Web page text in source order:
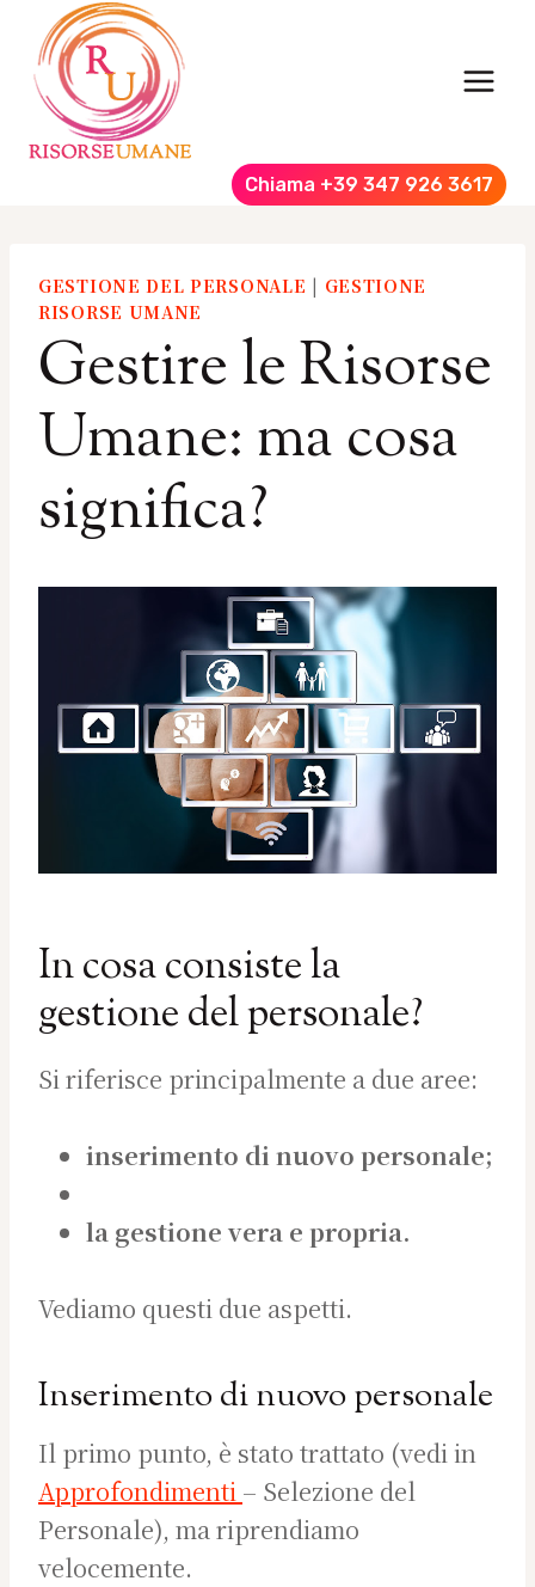
Salta
contenuto
Chiama +39 347 926 3617
GESTIONE DEL PERSONALE | GESTIONE
RISORSE UMANE
Gestire le Risorse
Umane: ma cosa
significa?
In cosa consiste la
gestione del personale?
Si riferisce principalmente a due aree:
inserimento di nuovo personale;
la gestione vera e propria.
Vediamo questi due aspetti.
Inserimento di nuovo personale
Il primo punto, è stato trattato (vedi in
Approfondimenti – Selezione del
Personale), ma riprendiamo
velocemente.